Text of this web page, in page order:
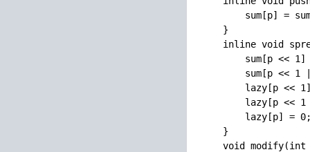
sum[p] =
    }
inline void
sum[p << 1]
sum[p << 1
lazy[p <<
lazy[p << 1
lazy[p] =
    }
void modify(int